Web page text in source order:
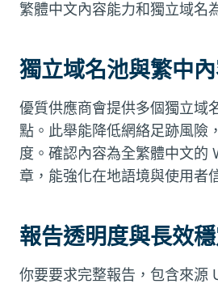
繁體中文內容能力和獨立域名
獨立域名池與繁中
優質供應商會提供多個獨立域
點。此舉能降低網絡足跡風險
度。確認內容為全繁體中文的
章，能強化在地語境與使用者
報告透明度與長效
你要要求完整報告，包含來源